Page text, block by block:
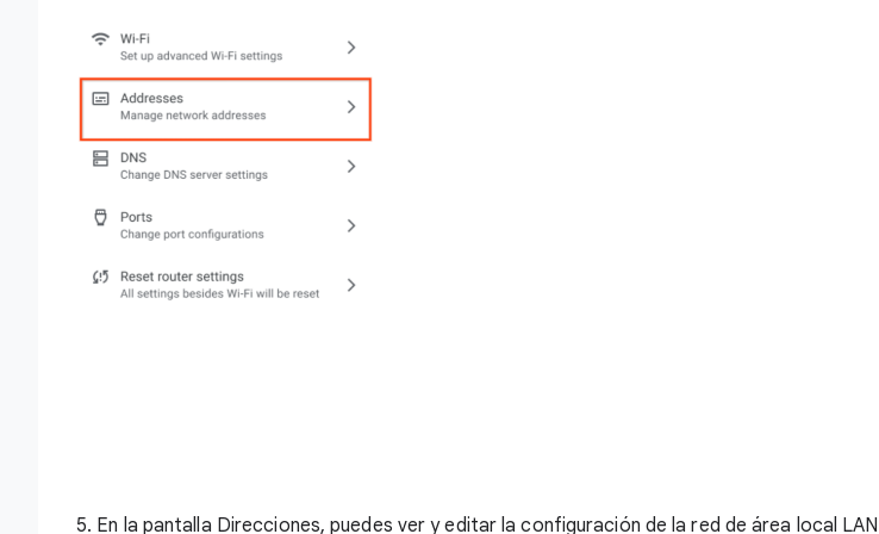
5. En la pantalla Direcciones, puedes ver y editar la configuración de la red de área local LAN